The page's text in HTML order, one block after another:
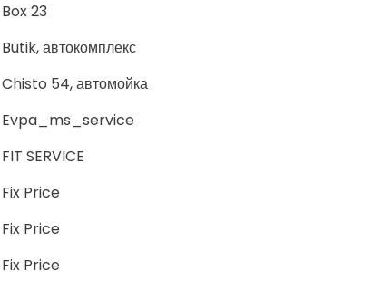
Box 23
Butik, автокомплекс
Chisto 54, автомойка
Evpa_ms_service
FIT SERVICE
Fix Price
Fix Price
Fix Price